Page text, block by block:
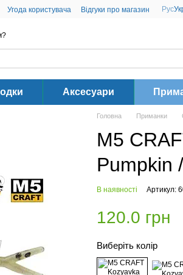
Угода користувача Відгуки про магазин Рус
Аксесуари
Головна Приманки
M5
Pumpkin
В наявності Артикул:
120.0 грн
Виберіть колір